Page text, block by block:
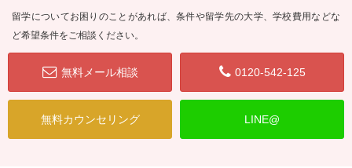
留学についてお困りのことがあれば、条件や留学先の大学、学校費用などな
ど希望条件をご相談ください。
無料メール相談 0120-542-125
無料カウンセリング LINE@